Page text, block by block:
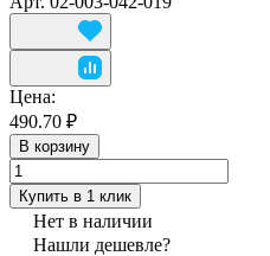
Цена:
490.70 ₽
В корзину
Купить в 1 клик
Нет в наличии
Нашли дешевле?